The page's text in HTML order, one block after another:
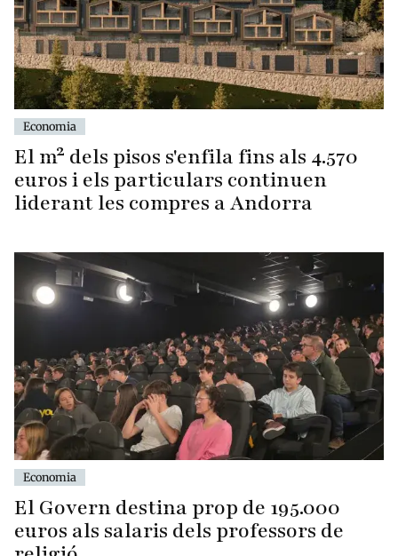
Economia
El m² dels pisos s'enfila fins als 4.570
euros i els particulars continuen
liderant les compres a Andorra
Economia
El Govern destina prop de 195.000
euros als salaris dels professors de